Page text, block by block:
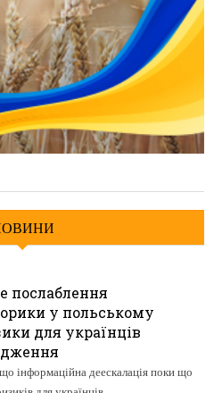
послаблення
у польському
для українців
інформаційна деескалація поки що